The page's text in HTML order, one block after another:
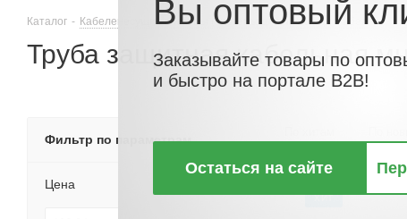
Каталог - Кабеленесущие системы (системы для прокладки кабеля) -
Труба защитная кабельная
ХИТ
Фильтр по параметрам
Цена
Вы оптовый
Заказывайте товары по
и быстро на портале B2B!
Остаться на сайте